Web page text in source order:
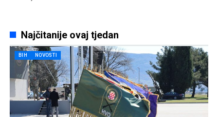
Najčitanije ovaj tjedan
BIH NOVOSTI